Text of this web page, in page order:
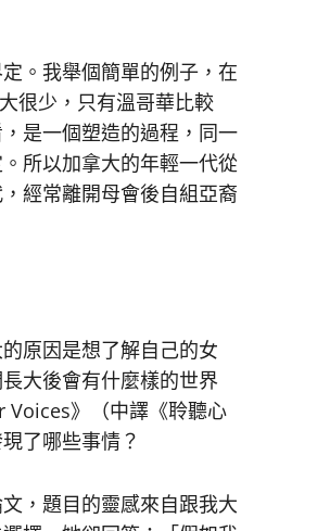
。我舉個簡單的例子，在
很少，只有溫哥華比較
是一個塑造的過程，同一
所以加拿大的年輕一代從
經常離開母會後自組亞裔
原因是想了解自己的女
大後會有什麼樣的世界
》（中譯《聆聽心
了哪些事情？
，題目的靈感來自跟我大